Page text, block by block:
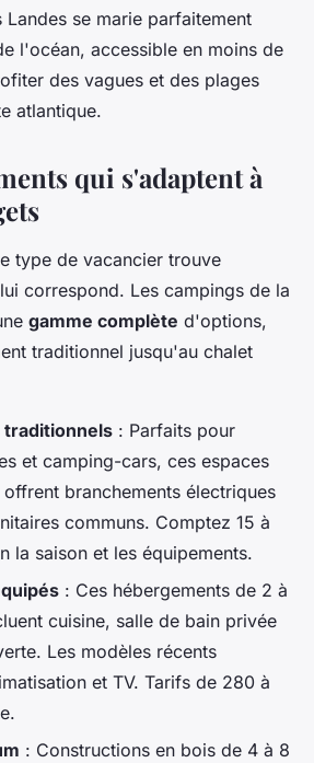
se marie parfaitement
l'océan, accessible en moins de
des vagues et des plages
atlantique.
qui s'adaptent à
type de vacancier trouve
correspond. Les campings de la
gamme complète d'options,
traditionnel jusqu'au chalet
traditionnels : Parfaits pour
et camping-cars, ces espaces
branchements électriques
communs. Comptez 15 à
la saison et les équipements.
: Ces hébergements de 2 à
cuisine, salle de bain privée
Les modèles récents
et TV. Tarifs de 280 à
: Constructions en bois de 4 à 8